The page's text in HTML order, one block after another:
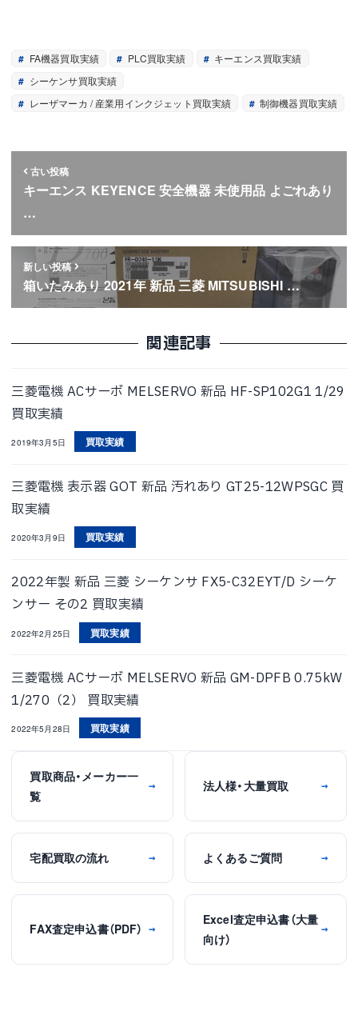
FA機器買取実績 PLC買取実績
キーエンス買取実績
シーケンサ買取実績
レーザマーカ / 産業用インクジェット買取実績
制御機器買取実績
古い投稿
キーエンス KEYENCE 安全機器 未使用品 よごれあり
…
新しい投稿
箱いたみあり 2021年 新品 三菱 MITSUBISHI …
関連記事
三菱電機 ACサーボ MELSERVO 新品 HF-SP102G1 1/29
買取実績
2019年3月5日 買取実績
三菱電機 表示器 GOT 新品 汚れあり GT25-12WPSGC 買
取実績
2020年3月9日 買取実績
2022年製 新品 三菱 シーケンサ FX5-C32EYT/D シーケ
ンサー その2 買取実績
2022年2月25日 買取実績
三菱電機 ACサーボ MELSERVO 新品 GM-DPFB 0.75kW
1/270（2） 買取実績
2022年5月28日 買取実績
買取商品・メーカー一
覧
→ 法人様・大量買取 →
宅配買取の流れ → よくあるご質問 →
FAX査定申込書（PDF） →
Excel査定申込書（大量
向け）
→